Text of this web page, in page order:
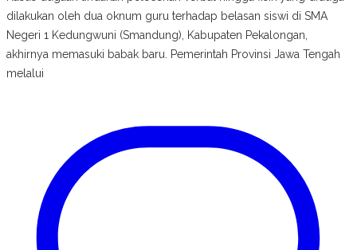
dilakukan oleh dua oknum guru terhadap belasan siswi di SMA
Negeri 1 Kedungwuni (Smandung), Kabupaten Pekalongan,
akhirnya memasuki babak baru. Pemerintah Provinsi Jawa Tengah
melalui